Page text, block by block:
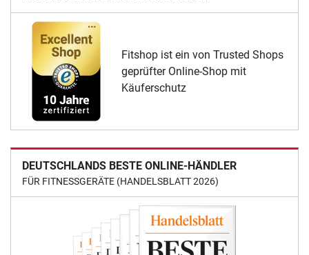
Fitshop ist ein von Trusted Shops
geprüfter Online-Shop mit
Käuferschutz
DEUTSCHLANDS BESTE ONLINE-HÄNDLER
FÜR FITNESSGERÄTE (HANDELSBLATT 2026)